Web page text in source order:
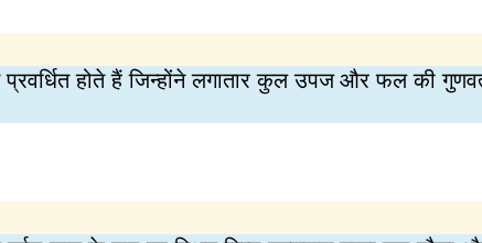
प्रवर्धित होते हैं जिन्होंने लगातार कुल उपज और फल की